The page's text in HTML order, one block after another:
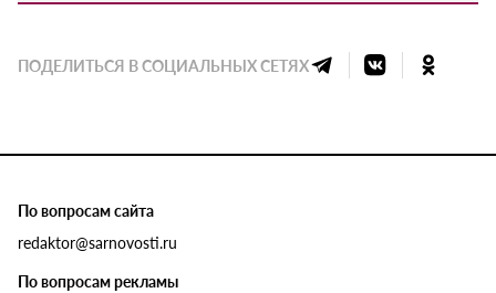
ПОДЕЛИТЬСЯ В СОЦИАЛЬНЫХ СЕТЯХ
По вопросам сайта
redaktor@sarnovosti.ru
По вопросам рекламы